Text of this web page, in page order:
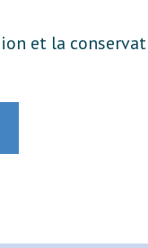
et la